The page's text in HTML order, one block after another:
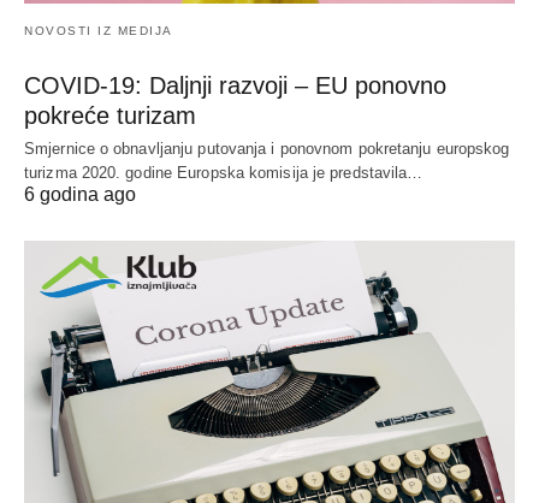
NOVOSTI IZ MEDIJA
COVID-19: Daljnji razvoji – EU ponovno
pokreće turizam
Smjernice o obnavljanju putovanja i ponovnom pokretanju europskog
turizma 2020. godine Europska komisija je predstavila…
6 godina ago